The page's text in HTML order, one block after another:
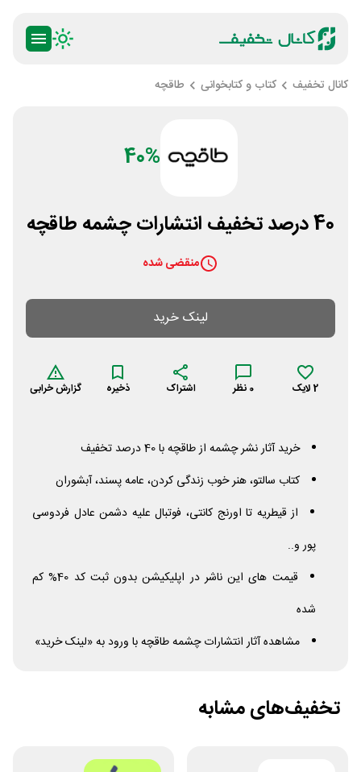
کانال تخفیف کتاب و کتابخوانی طاقچه
40%
40 درصد تخفیف انتشارات چشمه طاقچه
منقضی شده
لینک خرید
2لایک 0 نظر اشتراک ذخیره گزارش خرابی
خرید آثار نشر چشمه از طاقچه با 40 درصد تخفیف
کتاب سالتو، هنر خوب زندگی کردن، عامه پسند، آبشوران
از قیطریه تا اورنج کانتی، فوتبال علیه دشمن عادل فردوسی
پور و..
قیمت های این ناشر در اپلیکیشن بدون ثبت کد 40% کم
شده
مشاهده آثار انتشارات چشمه طاقچه با ورود به «لینک خرید»
تخفیف‌های مشابه